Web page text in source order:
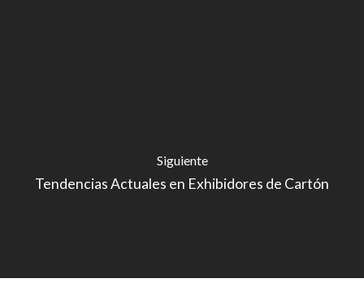
Siguiente
Tendencias Actuales en Exhibidores de Cartón